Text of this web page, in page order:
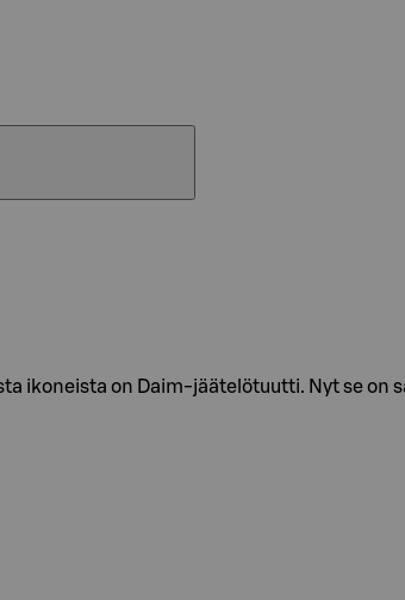
ikoneista on Daim-jäätelötuutti. Nyt se on